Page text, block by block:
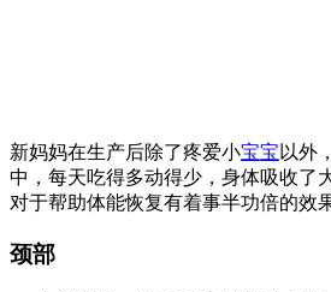
新妈妈在生产后除了疼爱小宝宝 以外
中，每天吃得多动得少，身体吸收了
对于帮助体能恢复有着事半功倍的效
颈部